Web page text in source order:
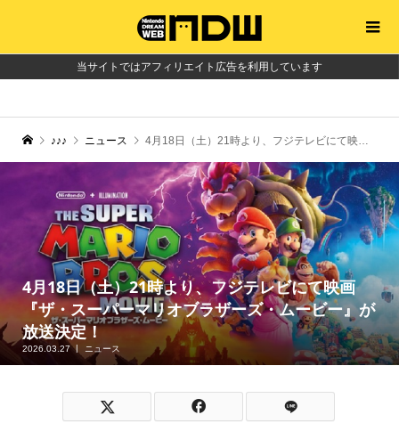
当サイトではアフィリエイト広告を利用しています
♪♪♪ ニュース 4月18日（土）21時より、フジテレビにて映画『ザ・スーパーマリオブラザーズ・ムービー』が放送決定！
4月18日（土）21時より、フジテレビにて映画
『ザ・スーパーマリオブラザーズ・ムービー』が
放送決定！
2026.03.27 ニュース